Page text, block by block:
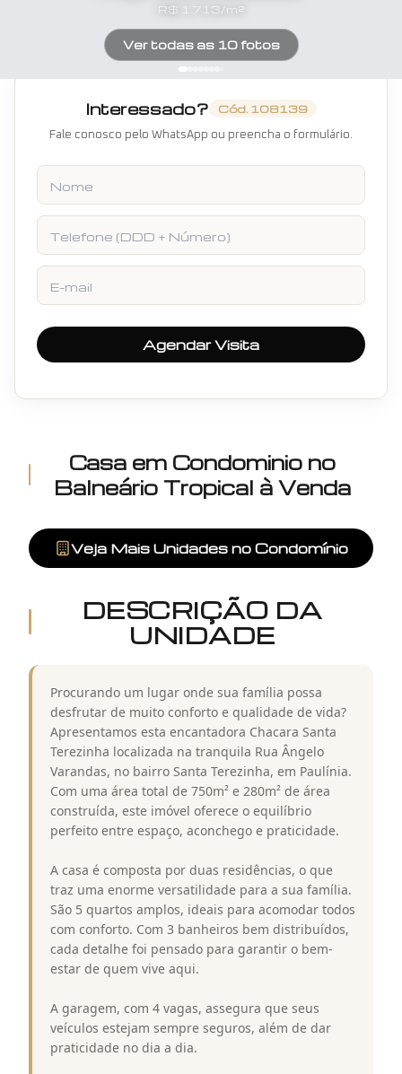
R$ 1.713/m²
Ver todas as 10fotos
Casa em Condominio no
Balneário Tropical à Venda
Veja Mais Unidades no Condomínio
DESCRIÇÃO DA
UNIDADE
Procurando um lugar onde sua família possa
desfrutar de muito conforto e qualidade de vida?
Apresentamos esta encantadora Chacara Santa
Terezinha localizada na tranquila Rua Ângelo
Varandas, no bairro Santa Terezinha, em Paulínia.
Com uma área total de 750m² e 280m² de área
construída, este imóvel oferece o equilíbrio
perfeito entre espaço, aconchego e praticidade.
A casa é composta por duas residências, o que
traz uma enorme versatilidade para a sua família.
São 5 quartos amplos, ideais para acomodar todos
com conforto. Com 3 banheiros bem distribuídos,
cada detalhe foi pensado para garantir o bem-
estar de quem vive aqui.
A garagem, com 4 vagas, assegura que seus
veículos estejam sempre seguros, além de dar
praticidade no dia a dia.
Interessado? Cód. 108139
Fale conosco pelo WhatsApp ou preencha o formulário.
Nome
Telefone
E-mail
Agendar Visita